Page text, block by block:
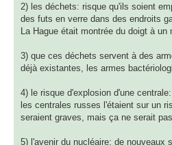
2) les déchets: risque qu'ils soient
des futs en verre dans des endroits
La Hague était montrée du doigt à
3) que ces déchets servent à des
déjà existantes, les armes
4) le risque d'explosion d'une
les centrales russes l'étaient sur un
seraient graves, mais ça ne serait
5) l'avenir du nucléaire: de nouveaux